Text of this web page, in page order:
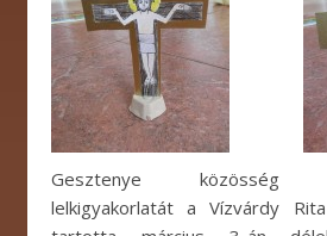
Gesztenye közösség
lelkigyakorlatát a Vízvárdy